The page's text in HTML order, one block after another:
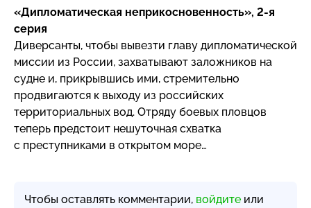
«Дипломатическая неприкосновенность», 2-я
серия
Диверсанты, чтобы вывезти главу дипломатической
миссии из России, захватывают заложников на
судне и, прикрывшись ими, стремительно
продвигаются к выходу из российских
территориальных вод. Отряду боевых пловцов
теперь предстоит нешуточная схватка
с преступниками в открытом море…
Чтобы оставлять комментарии, войдите или